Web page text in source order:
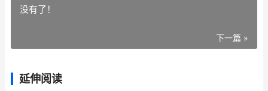
没有了！
下一篇 »
延伸阅读